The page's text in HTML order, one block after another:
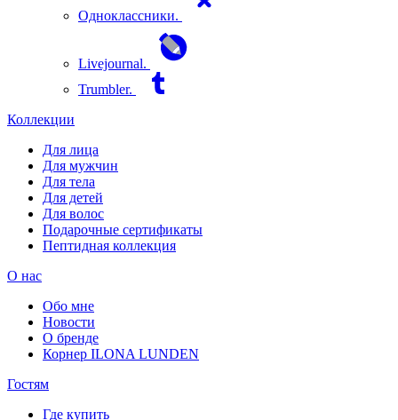
Одноклассники.
Livejournal.
Trumbler.
Коллекции
Для лица
Для мужчин
Для тела
Для детей
Для волос
Подарочные сертификаты
Пептидная коллекция
О нас
Обо мне
Новости
О бренде
Корнер ILONA LUNDEN
Гостям
Где купить